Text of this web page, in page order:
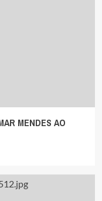
MENDES AO